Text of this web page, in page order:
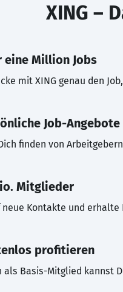
XING –
eine Million Jobs
mit XING genau den
Job-Angebote
finden von
Mitglieder
neue Kontakte und
profitieren
als Basis-Mitglied kannst